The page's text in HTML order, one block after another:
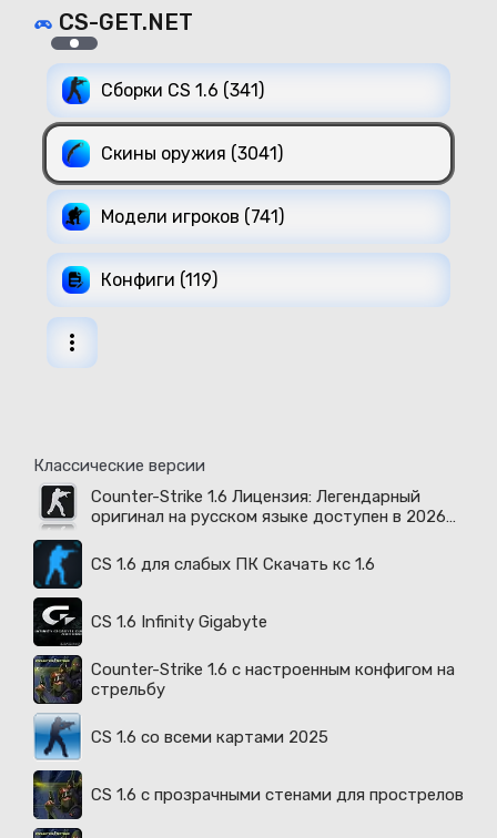
CS-GET.NET
Сборки CS 1.6 (341)
Скины оружия (3041)
Модели игроков (741)
Конфиги (119)
Классические версии
Counter-Strike 1.6 Лицензия: Легендарный
оригинал на русском языке доступен в 2026
CS 1.6 для слабых ПК Скачать кс 1.6
CS 1.6 Infinity Gigabyte
Counter-Strike 1.6 с настроенным конфигом на
стрельбу
CS 1.6 со всеми картами 2025
CS 1.6 с прозрачными стенами для прострелов